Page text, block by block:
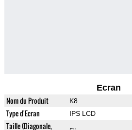
Ecran
Nom du Produit K8
Type d'Ecran IPS LCD
Taille (Diagonale,